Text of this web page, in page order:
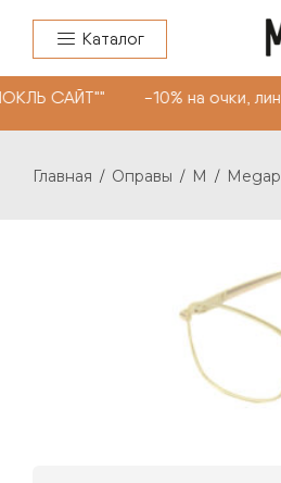
Каталог
САЙТ"" -10% на
Главная / Оправы / M /